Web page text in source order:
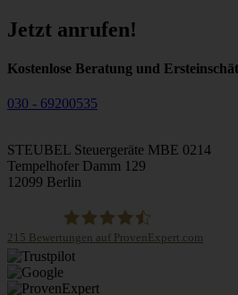
Jetzt anrufen!
Kostenlose Beratung und
030 - 69200535
STEUBEL Steuergeräte MBE 0214
Tempelhofer Damm 129
12099 Berlin
STEUBEL Steuergeräte
215 Bewertungen auf ProvenExpert.com